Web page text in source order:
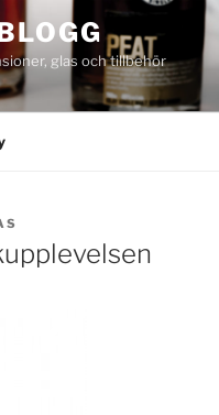
glas och tillbehör